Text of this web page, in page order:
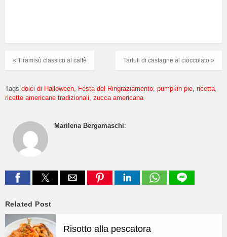
Tartufi di castagne al cioccolato »
« Tiramisù classico al caffè
Tags dolci di Halloween Festa del Ringraziamento pumpkin pie ricetta
ricette americane tradizionali zucca americana
Marilena Bergamaschi:
Related Post
Risotto alla pescatora